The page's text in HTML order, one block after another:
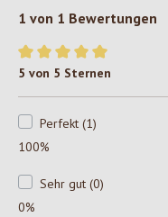
1 von 1 Bewertungen
Durchschnittliche
5 von 5 Sternen
Perfekt (1)
100%
Sehr gut (0)
0%